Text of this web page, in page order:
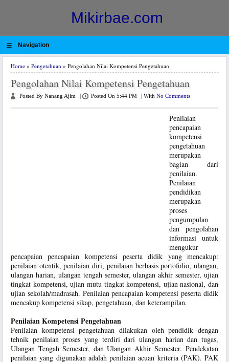
Mikirbae.com
≡ Navigation
Home » Pengetahuan » Pengolahan Nilai Kompetensi Pengetahuan
Pengolahan Nilai Kompetensi Pengetahuan
Posted By Nanang Ajim Posted On 5:44 PM With No Comments
Penilaian
pencapaian
kompetensi
pengetahuan
merupakan
bagian dari
penilaian.
Penilaian
pendidikan
merupakan
proses
pengumpulan
dan pengolahan
informasi untuk
mengukur
pencapaian pencapaian kompetensi peserta didik yang mencakup:
penilaian otentik, penilaian diri, penilaian berbasis portofolio, ulangan,
ulangan harian, ulangan tengah semester, ulangan akhir semester, ujian
tingkat kompetensi, ujian mutu tingkat kompetensi, ujian nasional, dan
ujian sekolah/madrasah. Penilaian pencapaian kompetensi peserta didik
mencakup kompetensi sikap, pengetahuan, dan keterampilan.
Penilaian Kompetensi Pengetahuan
Penilaian kompetensi pengetahuan dilakukan oleh pendidik dengan
tehnik penilaian proses yang terdiri dari ulangan harian dan tugas,
Ulangan Tengah Semester, dan Ulangan Akhir Semester. Pendekatan
penilaian yang digunakan adalah penilaian acuan kriteria (PAK). PAK